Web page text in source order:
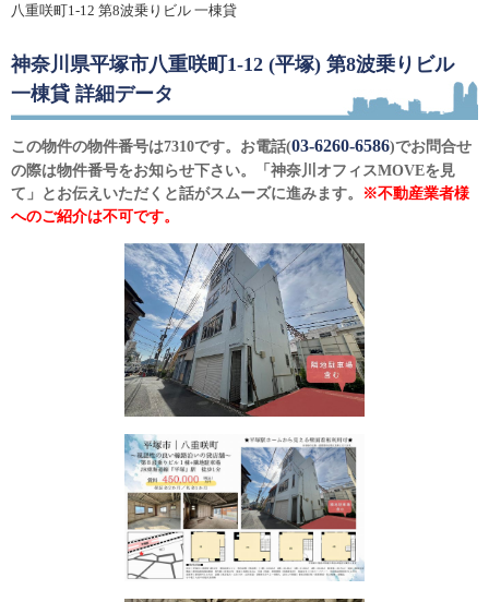
八重咲町1-12 第8波乗りビル 一棟貸
神奈川県平塚市八重咲町1-12 (平塚) 第8波乗りビル
一棟貸 詳細データ
この物件の物件番号は7310です。お電話(03-6260-6586)でお問合せ
の際は物件番号をお知らせ下さい。「神奈川オフィスMOVEを見
て」とお伝えいただくと話がスムーズに進みます。
※不動産業者様
へのご紹介は不可です。